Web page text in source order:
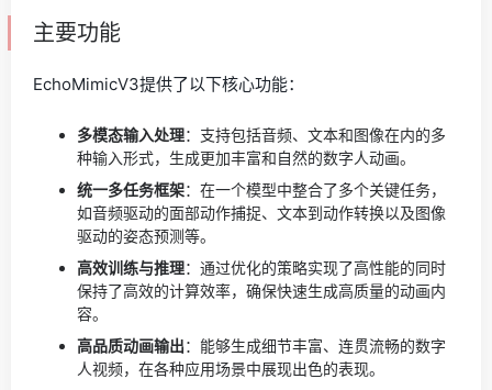
主要功能
EchoMimicV3提供了以下核心功能：
多模态输入处理：支持包括音频、文本和图像在内的多
种输入形式，生成更加丰富和自然的数字人动画。
统一多任务框架：在一个模型中整合了多个关键任务，
如音频驱动的面部动作捕捉、文本到动作转换以及图像
驱动的姿态预测等。
高效训练与推理：通过优化的策略实现了高性能的同时
保持了高效的计算效率，确保快速生成高质量的动画内
容。
高品质动画输出：能够生成细节丰富、连贯流畅的数字
人视频，在各种应用场景中展现出色的表现。